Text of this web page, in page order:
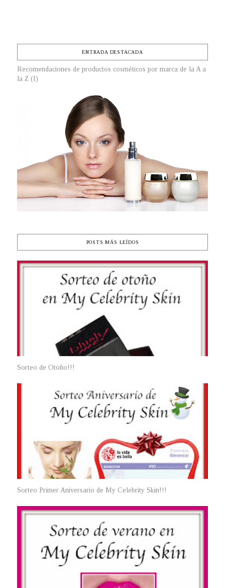
ENTRADA DESTACADA
Recomendaciones de productos cosméticos por marca de la A a
la Z (I)
POSTS MÁS LEÍDOS
Sorteo de Otoño!!!
Sorteo Primer Aniversario de My Celebrity Skin!!!